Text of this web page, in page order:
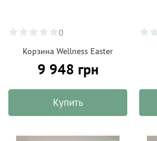
0
Корзина Wellness Easter
9 948 грн
Купить